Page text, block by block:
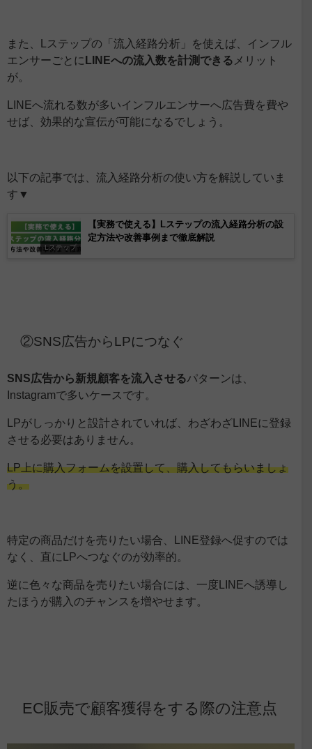
また、Lステップの「流入経路分析」を使えば、インフル
エンサーごとに LINEへの流入数を計測できる メリット
が。
LINEへ流れる数が多いインフルエンサーへ広告費を費や
せば、効果的な宣伝が可能になるでしょう。
以下の記事では、流入経路分析の使い方を解説していま
す▼
Lステップ
【実務で使える】Lステップの流入経路分析の設
定方法や改善事例まで徹底解説
②SNS広告からLPにつなぐ
SNS広告から新規顧客を流入させるパターンは、
Instagramで多いケースです。
LPがしっかりと設計されていれば、わざわざLINEに登録
させる必要はありません。
LP上に購入フォームを設置して、購入してもらいましょ
う。
特定の商品だけを売りたい場合、LINE登録へ促すのでは
なく、直にLPへつなぐのが効率的。
逆に色々な商品を売りたい場合には、一度LINEへ誘導し
たほうが購入のチャンスを増やせます。
EC販売で顧客獲得をする際の注意点